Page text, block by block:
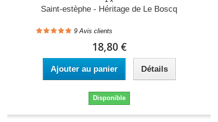
Saint-estèphe - Héritage de Le Boscq
9 Avis clients
18,80 €
Ajouter au panier Détails
Disponible